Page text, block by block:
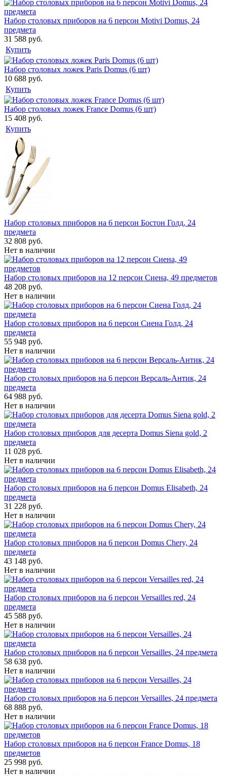
Набор столовых приборов на 6 персон Motivi Domus, 24
предмета
31 588 руб.
Купить
Набор столовых ложек Paris Domus (6 шт)
10 688 руб.
Купить
Набор столовых ложек France Domus (6 шт)
15 408 руб.
Купить
Набор столовых приборов на 6 персон Бостон Голд, 24
предмета
32 808 руб.
Нет в наличии
Набор столовых приборов на 12 персон Сиена, 49 предметов
48 208 руб.
Нет в наличии
Набор столовых приборов на 6 персон Сиена Голд, 24
предмета
55 948 руб.
Нет в наличии
Набор столовых приборов на 6 персон Версаль-Антик, 24
предмета
64 988 руб.
Нет в наличии
Набор столовых приборов для десерта Domus Siena gold, 2
предмета
11 028 руб.
Нет в наличии
Набор столовых приборов на 6 персон Domus Elisabeth, 24
предмета
31 228 руб.
Нет в наличии
Набор столовых приборов на 6 персон Domus Chery, 24
предмета
43 148 руб.
Нет в наличии
Набор столовых приборов на 6 персон Versailles red, 24
предмета
45 588 руб.
Нет в наличии
Набор столовых приборов на 6 персон Versailles, 24 предмета
58 638 руб.
Нет в наличии
Набор столовых приборов на 6 персон Versailles, 24 предмета
68 888 руб.
Нет в наличии
Набор столовых приборов на 6 персон France Domus, 18
предметов
25 998 руб.
Нет в наличии